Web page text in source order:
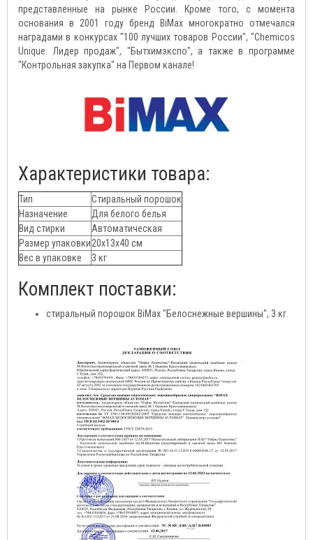
представленные на рынке России. Кроме того, с момента
основания в 2001 году бренд BiMax многократно отмечался
наградами в конкурсах "100 лучших товаров России", "Chemicos
Unique. Лидер продаж", "Бытхимэкспо", а также в программе
"Контрольная закупка" на Первом канале!
Характеристики товара:
Тип
Стиральный порошок
Назначение
Для белого белья
Вид стирки
Автоматическая
Размер упаковки20х13х40 см
Вес в упаковке
3 кг
Комплект поставки:
стиральный порошок BiMax "Белоснежные вершины", 3 кг.